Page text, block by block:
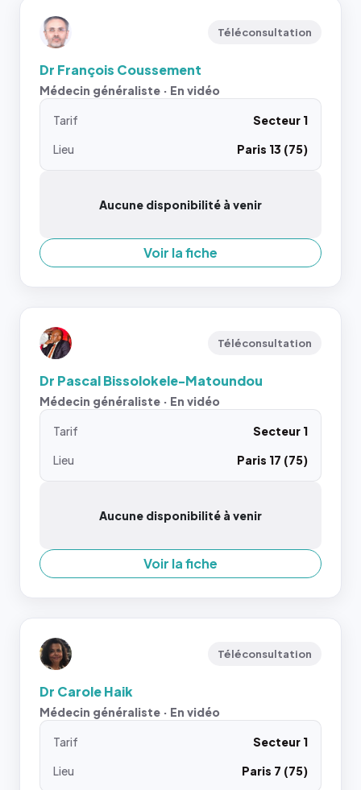
Téléconsultation
Dr François Coussement
Médecin généraliste · En vidéo
Tarif
Secteur 1
Lieu
Paris 13 (75)
Aucune disponibilité à venir
Voir la fiche
Téléconsultation
Dr Pascal Bissolokele-Matoundou
Médecin généraliste · En vidéo
Tarif
Secteur 1
Lieu
Paris 17 (75)
Aucune disponibilité à venir
Voir la fiche
Téléconsultation
Dr Carole Haik
Médecin généraliste · En vidéo
Tarif
Secteur 1
Lieu
Paris 7 (75)